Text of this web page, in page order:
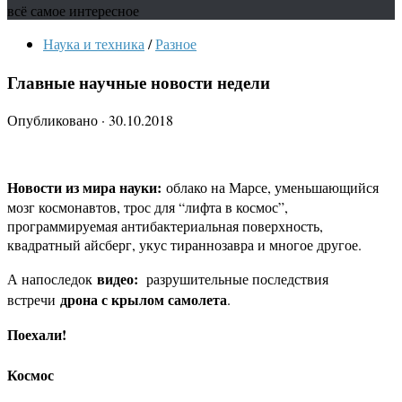
всё самое интересное
Наука и техника /Разное
Главные научные новости недели
Опубликовано · 30.10.2018
Новости из мира науки: облако на Марсе, уменьшающийся
мозг космонавтов, трос для “лифта в космос”,
программируемая антибактериальная поверхность,
квадратный айсберг, укус тираннозавра и многое другое.
А напоследок видео: разрушительные последствия
встречи дрона с крылом самолета.
Поехали!
Космос